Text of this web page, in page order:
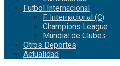
Futbol Internacional
F. Internacional (C)
Champions League
Mundial de Clubes
Otros Deportes
Actualidad